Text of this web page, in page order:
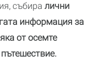
събира лични
информация за
от осемте